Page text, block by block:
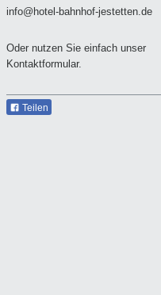
info@hotel-bahnhof-jestetten.de
Oder nutzen Sie einfach unser
Kontaktformular.
Teilen